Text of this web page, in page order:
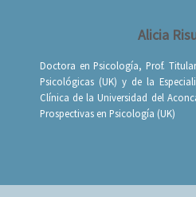
Alicia
Doctora en Psicología, Prof.
Psicológicas (UK) y de la
Clínica de la Universidad del
Prospectivas en Psicología (UK)